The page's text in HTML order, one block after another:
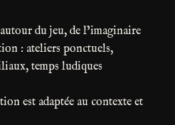
du jeu, de l’imaginaire
: ateliers ponctuels,
temps ludiques
est adaptée au contexte et